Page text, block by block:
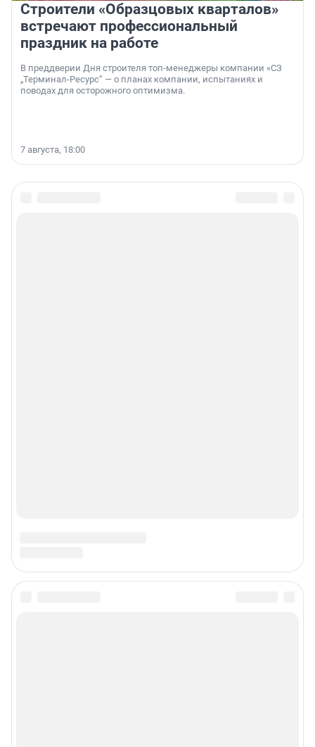
Строители «Образцовых кварталов»
встречают профессиональный
праздник на работе
В преддверии Дня строителя топ-менеджеры компании «СЗ
„Терминал-Ресурс“ — о планах компании, испытаниях и
поводах для осторожного оптимизма.
7 августа, 18:00